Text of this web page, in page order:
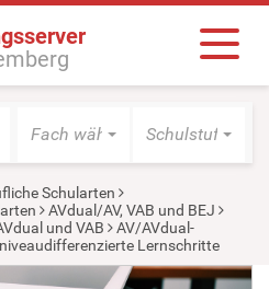
Fach wählen Schulstufe
Schularten
AVdual/AV, VAB und BEJ
und VAB
AV/AVdual-
Lernschritte